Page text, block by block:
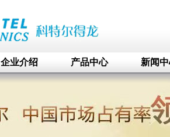
企业介绍 产品中心 新闻